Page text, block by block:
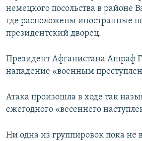
немецкого посольства в районе
где расположены иностранные
президентский дворец.
Президент Афганистана Ашраф
нападение «военным
Атака произошла в ходе так
ежегодного «весеннего
Ни одна из группировок пока не